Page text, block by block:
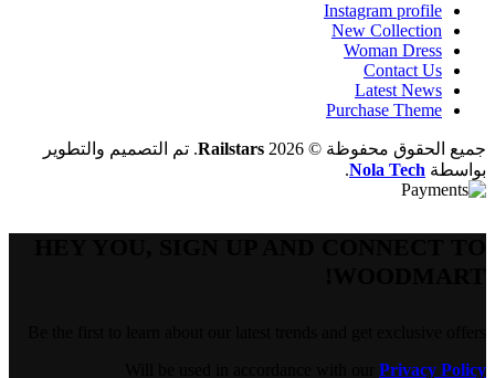
Instagram profile
New Collection
Woman Dress
Contact Us
Latest News
Purchase Theme
جميع الحقوق محفوظة © 2026 Railstars. تم التصميم والتطوير
بواسطة Nola Tech
.
Privacy Policy